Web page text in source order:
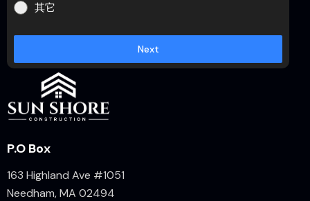
其它
Next
P.O Box
163 Highland Ave #1051
Needham, MA 02494